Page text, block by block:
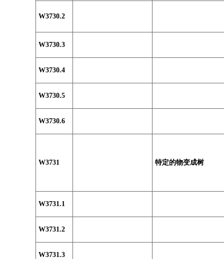
W3730.2
W3730.3
W3730.4
W3730.5
W3730.6
W3731 特定的物变成树
W3731.1
W3731.2
W3731.3